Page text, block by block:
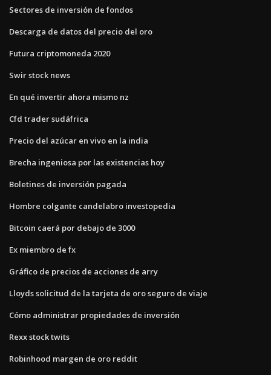
Sectores de inversión de fondos
Descarga de datos del precio del oro
Futura criptomoneda 2020
Swir stock news
En qué invertir ahora mismo nz
Cfd trader sudáfrica
Precio del azúcar en vivo en la india
Brecha ingeniosa por las existencias hoy
Boletines de inversión pagada
Hombre colgante candelabro investopedia
Bitcoin caerá por debajo de 3000
Ex miembro de fx
Gráfico de precios de acciones de arry
Lloyds solicitud de la tarjeta de oro seguro de viaje
Cómo administrar propiedades de inversión
Rexx stock twits
Robinhood margen de oro reddit